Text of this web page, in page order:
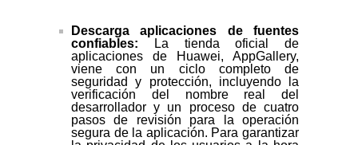
Descarga aplicaciones de fuentes
confiables:
La tienda oficial de
aplicaciones de Huawei, AppGallery,
viene con un ciclo completo de
seguridad y protección, incluyendo la
verificación del nombre real del
desarrollador y un proceso de cuatro
pasos de revisión para la operación
segura de la aplicación. Para garantizar